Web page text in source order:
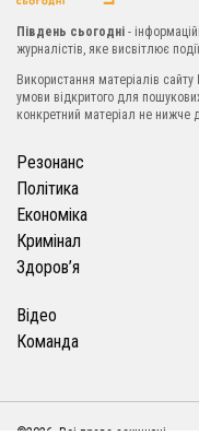
Південь сьогодні -
журналістів, яке висвітлює
Використання матеріалів сайту
умови відкритого для
конкретний матеріал не нижче
Резонанс
Політика
Економіка
Кримінал
Здоров’я
Відео
Команда
©2026. Всі права захищені